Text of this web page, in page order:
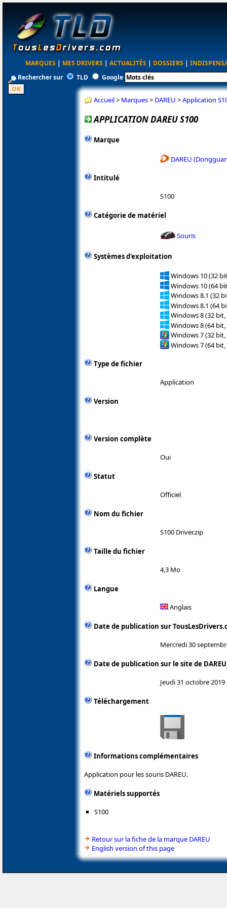
MARQUES | MES DRIVERS | ACTUALITÉS | DOSSIERS |
Rechercher sur
TLD Google
Accueil> Marques> DAREU >Application
APPLICATION DAREU S100
Marque
DAREU
Intitulé
S100
Catégorie de matériel
Souris
Systèmes d'exploitation
Windows 10 (32
Windows 10 (64
Windows 8.1 (32
Windows 8.1 (64
Windows 8 (32 bit,
Windows 8 (64 bit,
Windows 7 (32 bit,
Windows 7 (64 bit,
Type de fichier
Application
Version
Version complète
Oui
Statut
Officiel
Nom du fichier
S100 Driver.zip
Taille du fichier
4,3 Mo
Langue
Anglais
Date de publication sur
Mercredi 30
Date de publication sur le site de DAREU
Jeudi 31 octobre 2019
Téléchargement
Informations complémentaires
Application pour les souris DAREU.
Matériels supportés
S100
Retour sur la fiche de la marque DAREU
English version of this page